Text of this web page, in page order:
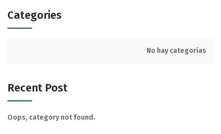
Categories
No hay categorías
Recent Post
Oops, category not found.